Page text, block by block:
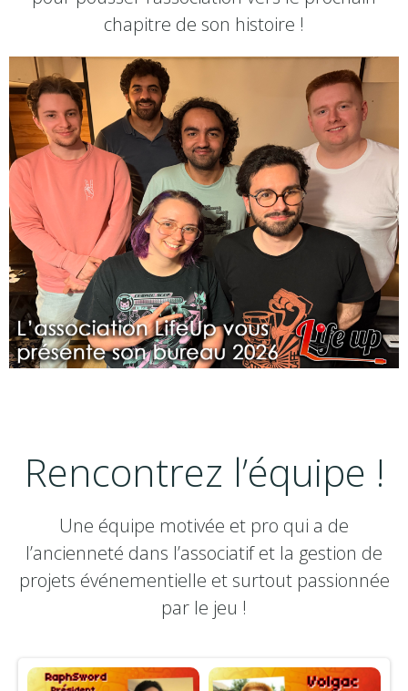
chapitre de son histoire !
Rencontrez l’équipe !
Une équipe motivée et pro qui a de
l’ancienneté dans l’associatif et la gestion de
projets événementielle et surtout passionnée
par le jeu !